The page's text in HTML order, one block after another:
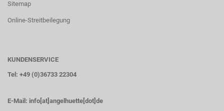
Sitemap
Online-Streitbeilegung
KUNDENSERVICE
Tel: +49 (0)36733 22304
E-Mail: info[at]angelhuette[dot]de